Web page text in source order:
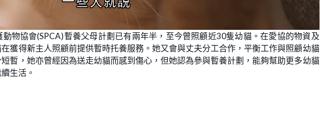
動物協會(SPCA)暫養父母計劃已有兩年半，至今曾照顧近30隻幼貓。在愛協的物資及
獲得新主人照顧前提供暫時托養服務。她又會與丈夫分工合作，平衡工作與照顧幼貓
暫，她亦曾經因為送走幼貓而感到傷心，但她認為參與暫養計劃，能夠幫助更多幼貓
生活。